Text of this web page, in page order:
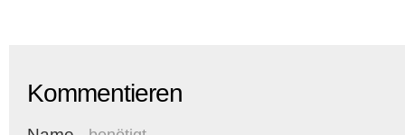
Kommentieren